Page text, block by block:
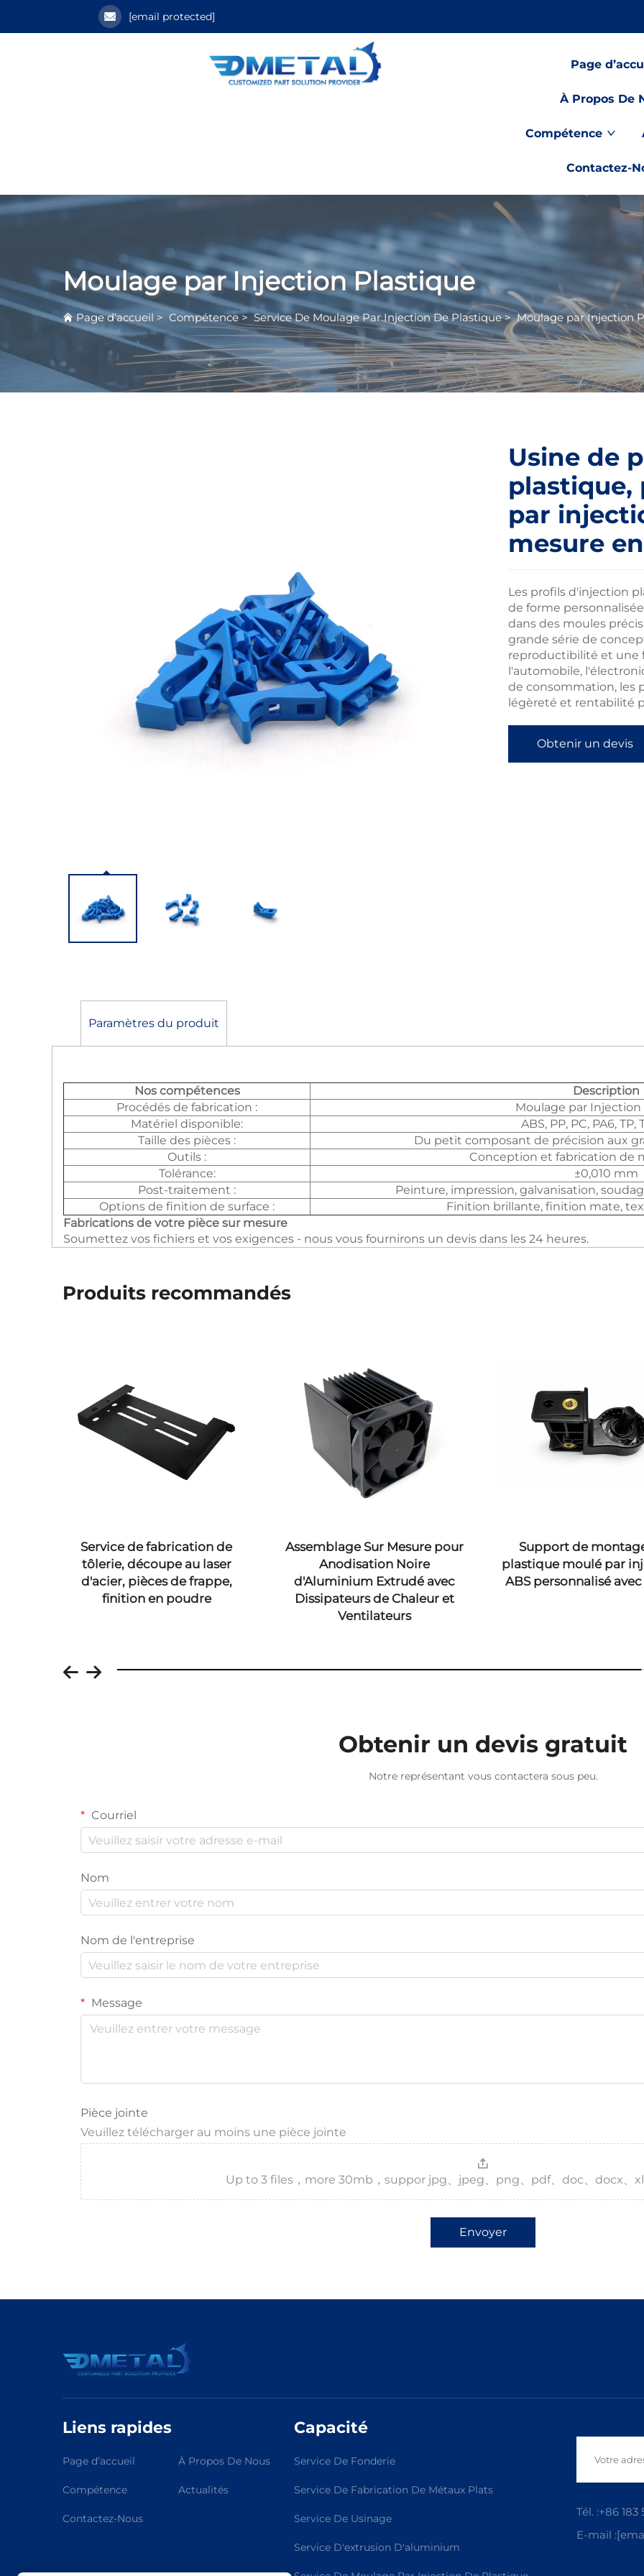
[email protected]
Page
À Propos De
Compétence
Contactez-
Moulage par Injection Plastique
Page d’accueil > Compétence>Service De Moulage Par Injection De Plastique>Moulage par Injection
Usine de
plastique,
par
mesure
Les profils d'injection
de forme
dans des moules
grande série de
reproductibilité et une
l'automobile,
de consommation, les
légèreté et rentabilité
Obtenir un devis
Paramètres du produit
Nos compétences
Description
Procédés de fabrication :
Moulage par Injection
Matériel disponible:
ABS, PP, PC, PA6, TP,
Taille des pièces :
Du petit composant de précision aux
Outils :
Conception et fabrication de
Tolérance:
±0,010 mm
Post-traitement :
Peinture, impression, galvanisation,
Options de finition de surface :
Finition brillante, finition mate,
Fabrications de votre pièce sur mesure
Soumettez vos fichiers et vos exigences - nous vous fournirons un devis dans les 24 heures.
Produits recommandés
Service de fabrication de
tôlerie, découpe au laser
d'acier, pièces de frappe,
finition en poudre
Assemblage Sur Mesure pour
Anodisation Noire
d'Aluminium Extrudé avec
Dissipateurs de Chaleur et
Ventilateurs
Support de
plastique moulé par
ABS personnalisé
Obtenir un devis gratuit
Notre représentant vous contactera sous peu.
Courriel
Nom
Nom de l'entreprise
Message
Pièce jointe
Veuillez télécharger au moins une pièce jointe
Up to 3 files，more 30mb，suppor jpg、jpeg、png、pdf、doc、docx、
Envoyer
Liens rapides
Page d’accueil À Propos De Nous
Compétence Actualités
Contactez-Nous
Capacité
Service De Fonderie
Service De Fabrication De Métaux Plats
Service De Usinage
Service D'extrusion D'aluminium
Tél. :+86 183
E-mail :